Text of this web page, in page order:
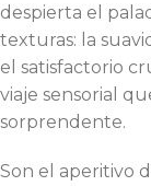
despierta el
texturas: la
el satisfactorio
viaje sensorial
sorprendente.
Son el aperitivo